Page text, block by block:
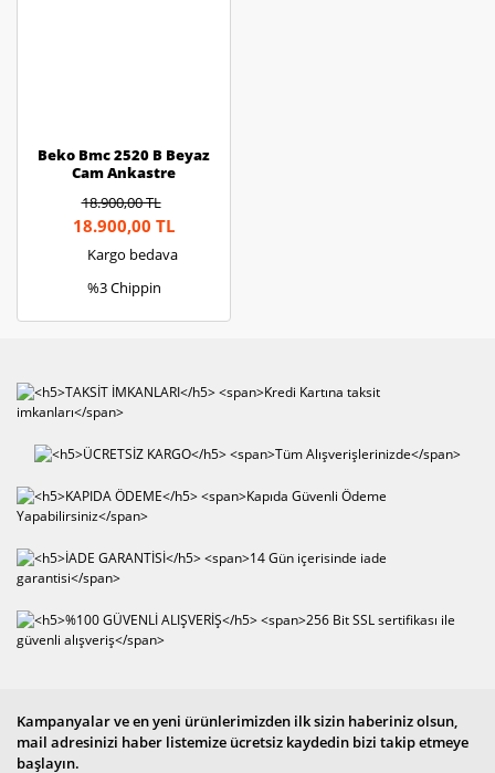
Beko Bmc 2520 B Beyaz
Cam Ankastre
18.900,00 TL
18.900,00 TL
Kargo bedava
%3 Chippin
Kampanyalar ve en yeni ürünlerimizden ilk sizin haberiniz olsun,
mail adresinizi haber listemize ücretsiz kaydedin bizi takip etmeye
başlayın.